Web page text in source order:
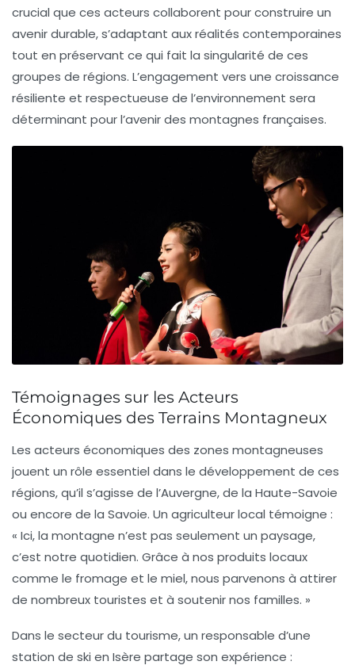
crucial que ces acteurs collaborent pour construire un
avenir durable, s’adaptant aux réalités contemporaines
tout en préservant ce qui fait la singularité de ces
groupes de régions. L’engagement vers une croissance
résiliente et respectueuse de l’environnement sera
déterminant pour l’avenir des montagnes françaises.
Témoignages sur les Acteurs
Économiques des Terrains Montagneux
Les acteurs économiques des zones montagneuses
jouent un rôle essentiel dans le développement de ces
régions, qu’il s’agisse de l’Auvergne, de la Haute-Savoie
ou encore de la Savoie. Un agriculteur local témoigne :
« Ici, la montagne n’est pas seulement un paysage,
c’est notre quotidien. Grâce à nos produits locaux
comme le fromage et le miel, nous parvenons à attirer
de nombreux touristes et à soutenir nos familles. »
Dans le secteur du tourisme, un responsable d’une
station de ski en Isère partage son expérience :